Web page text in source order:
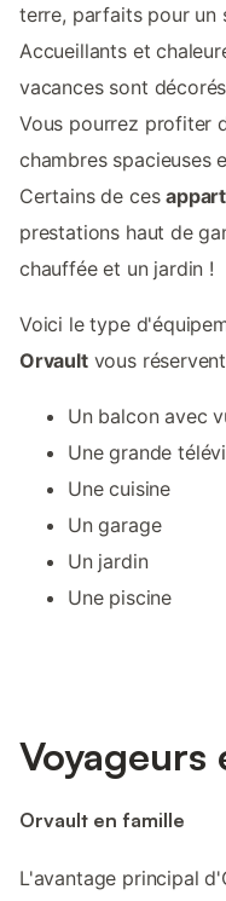
terre, parfaits pour un
Accueillants et
vacances sont
Vous pourrez profiter
chambres spacieuses
Certains de ces
prestations haut de
chauffée et un jardin !
Voici le type
Orvaultvous
Un balcon avec
Une grande
Une cuisine
Un garage
Un jardin
Une piscine
Orvault en famille
L'avantage principal